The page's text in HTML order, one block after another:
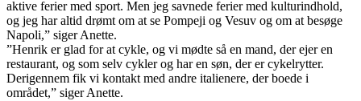
aktive ferier med sport. Men jeg savnede ferier med kulturindhold,
og jeg har altid drømt om at se Pompeji og Vesuv og om at besøge
Napoli,” siger Anette.
”Henrik er glad for at cykle, og vi mødte så en mand, der ejer en
restaurant, og som selv cykler og har en søn, der er cykelrytter.
Derigennem fik vi kontakt med andre italienere, der boede i
området,” siger Anette.